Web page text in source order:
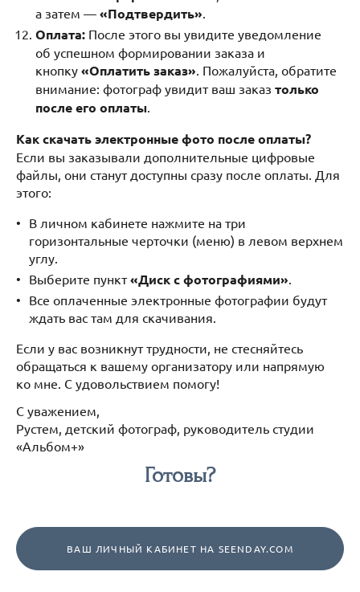
а затем — «Подтвердить».
Оплата: После этого вы увидите уведомление
об успешном формировании заказа и
кнопку «Оплатить заказ». Пожалуйста, обратите
внимание: фотограф увидит ваш заказ только
после его оплаты.
Как скачать электронные фото после оплаты?
Если вы заказывали дополнительные цифровые
файлы, они станут доступны сразу после оплаты. Для
этого:
В личном кабинете нажмите на три
горизонтальные черточки (меню) в левом верхнем
углу.
Выберите пункт«Диск с фотографиями»
Все оплаченные электронные фотографии будут
ждать вас там для скачивания.
Если у вас возникнут трудности, не стесняйтесь
обращаться к вашему организатору или напрямую
ко мне. С удовольствием помогу!
С уважением,
Рустем, детский фотограф, руководитель студии
«Альбом+»
Готовы?
ВАШ ЛИЧНЫЙ КАБИНЕТ НА SEENDAY.COM